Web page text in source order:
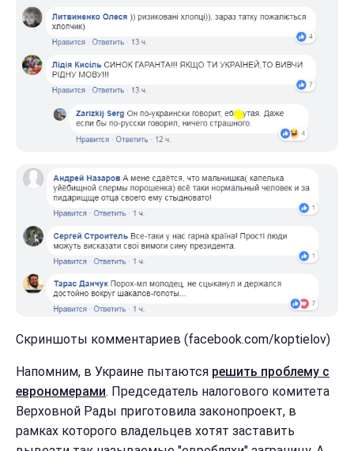
Скриншоты комментариев (facebook.com/koptielov)
Напомним, в Украине пытаются решить проблему с
еврономерами. Председатель налогового комитета
Верховной Рады приготовила законопроект, в
рамках которого владельцев хотят заставить